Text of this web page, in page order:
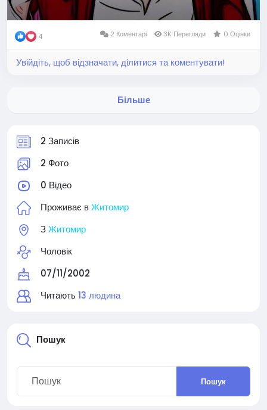
2 Записів
2 Фото
0 Відео
Проживає вЖитомир
ЗЖитомир
Чоловік
07/11/2002
Читають13 людина
Пошук
Пошук
4 2 Коментарі 3K Перегляди 0 Оцінки
Увійдіть, щоб відзначати, ділитися та коментувати!
Більше